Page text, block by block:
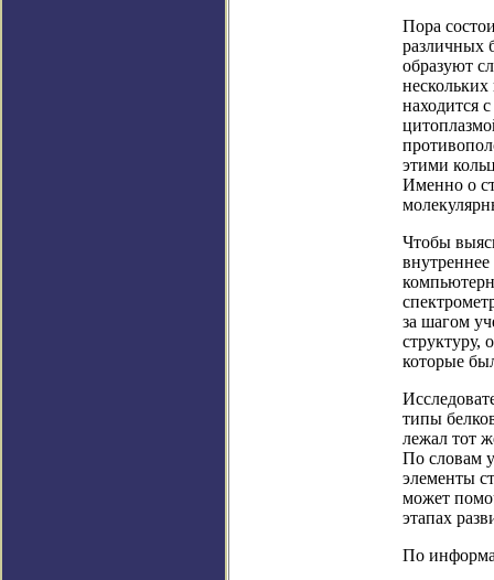
Пора
различных
образуют
находится
этими
Именно о
Чтобы
за шагом
структуру,
которые
типы
лежал тот
По словам
элементы
может
этапах
По